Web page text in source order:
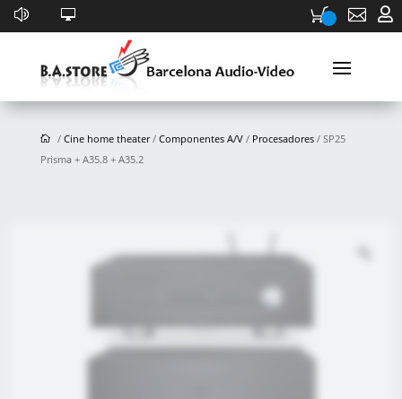
 
/ Cine home theater/ Componentes A/V/ Procesadores/ SP25
Prisma + A35.8 + A35.2